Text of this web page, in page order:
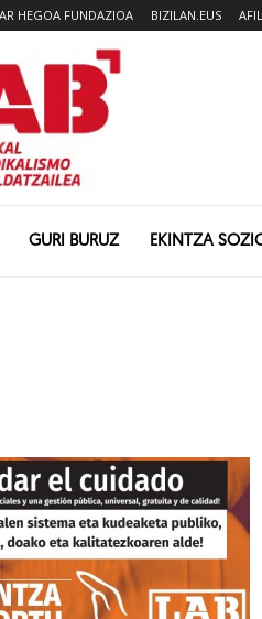
HEGOA FUNDAZIOA BIZILAN.EUS
GURI BURUZ EKINTZA